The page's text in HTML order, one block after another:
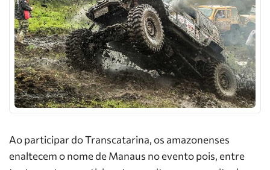
Ao participar do Transcatarina, os amazonenses
enaltecem o nome de Manaus no evento pois, entre